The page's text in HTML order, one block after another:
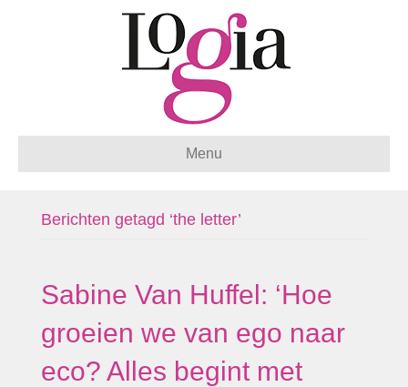
Menu
Berichten getagd ‘the letter’
Sabine Van Huffel: ‘Hoe
groeien we van ego naar
eco? Alles begint met